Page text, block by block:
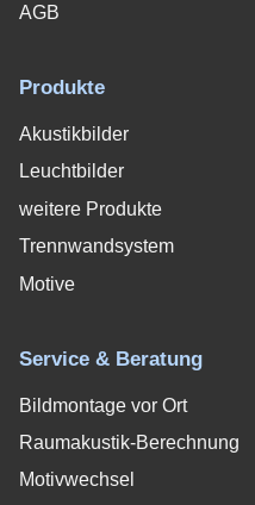
AGB
Produkte
Akustikbilder
Leuchtbilder
weitere Produkte
Trennwandsystem
Motive
Service & Beratung
Bildmontage vor Ort
Raumakustik-Berechnung
Motivwechsel